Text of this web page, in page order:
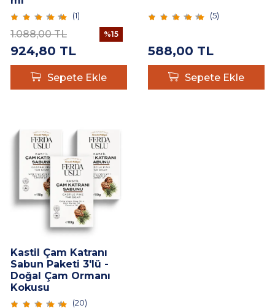
1.088,00TL
924,80 TL
%15
Sepete Ekle
(1)
588,00 TL
Sepete Ekle
(5)
Kastil Çam Katranı
Sabun Paketi 3'lü -
Doğal Çam Ormanı
Kokusu
(20)